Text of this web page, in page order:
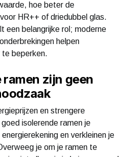
hoe beter de
HR++ of driedubbel glas.
een belangrijke rol; moderne
helpen
te beperken.
zijn geen
en strengere
isolerende ramen je
en verkleinen je
je om je ramen te